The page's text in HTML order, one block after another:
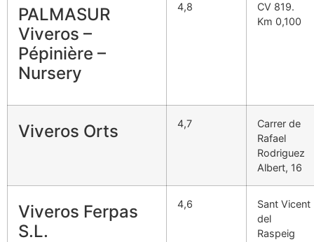
PALMASUR
Viveros –
Pépinière –
Nursery
4,8
CV 819.
Km 0,100
Viveros Orts 4,7
Carrer de
Rafael
Rodriguez
Albert, 16
Viveros Ferpas
S.L.
4,6
Sant Vicent
del
Raspeig